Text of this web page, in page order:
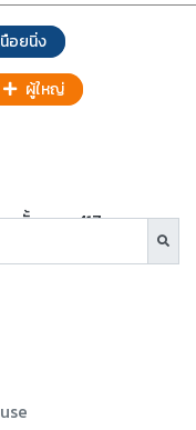
อยนิ่ง
ผู้ใหญ่
ทั้งหมด 417 บทความ